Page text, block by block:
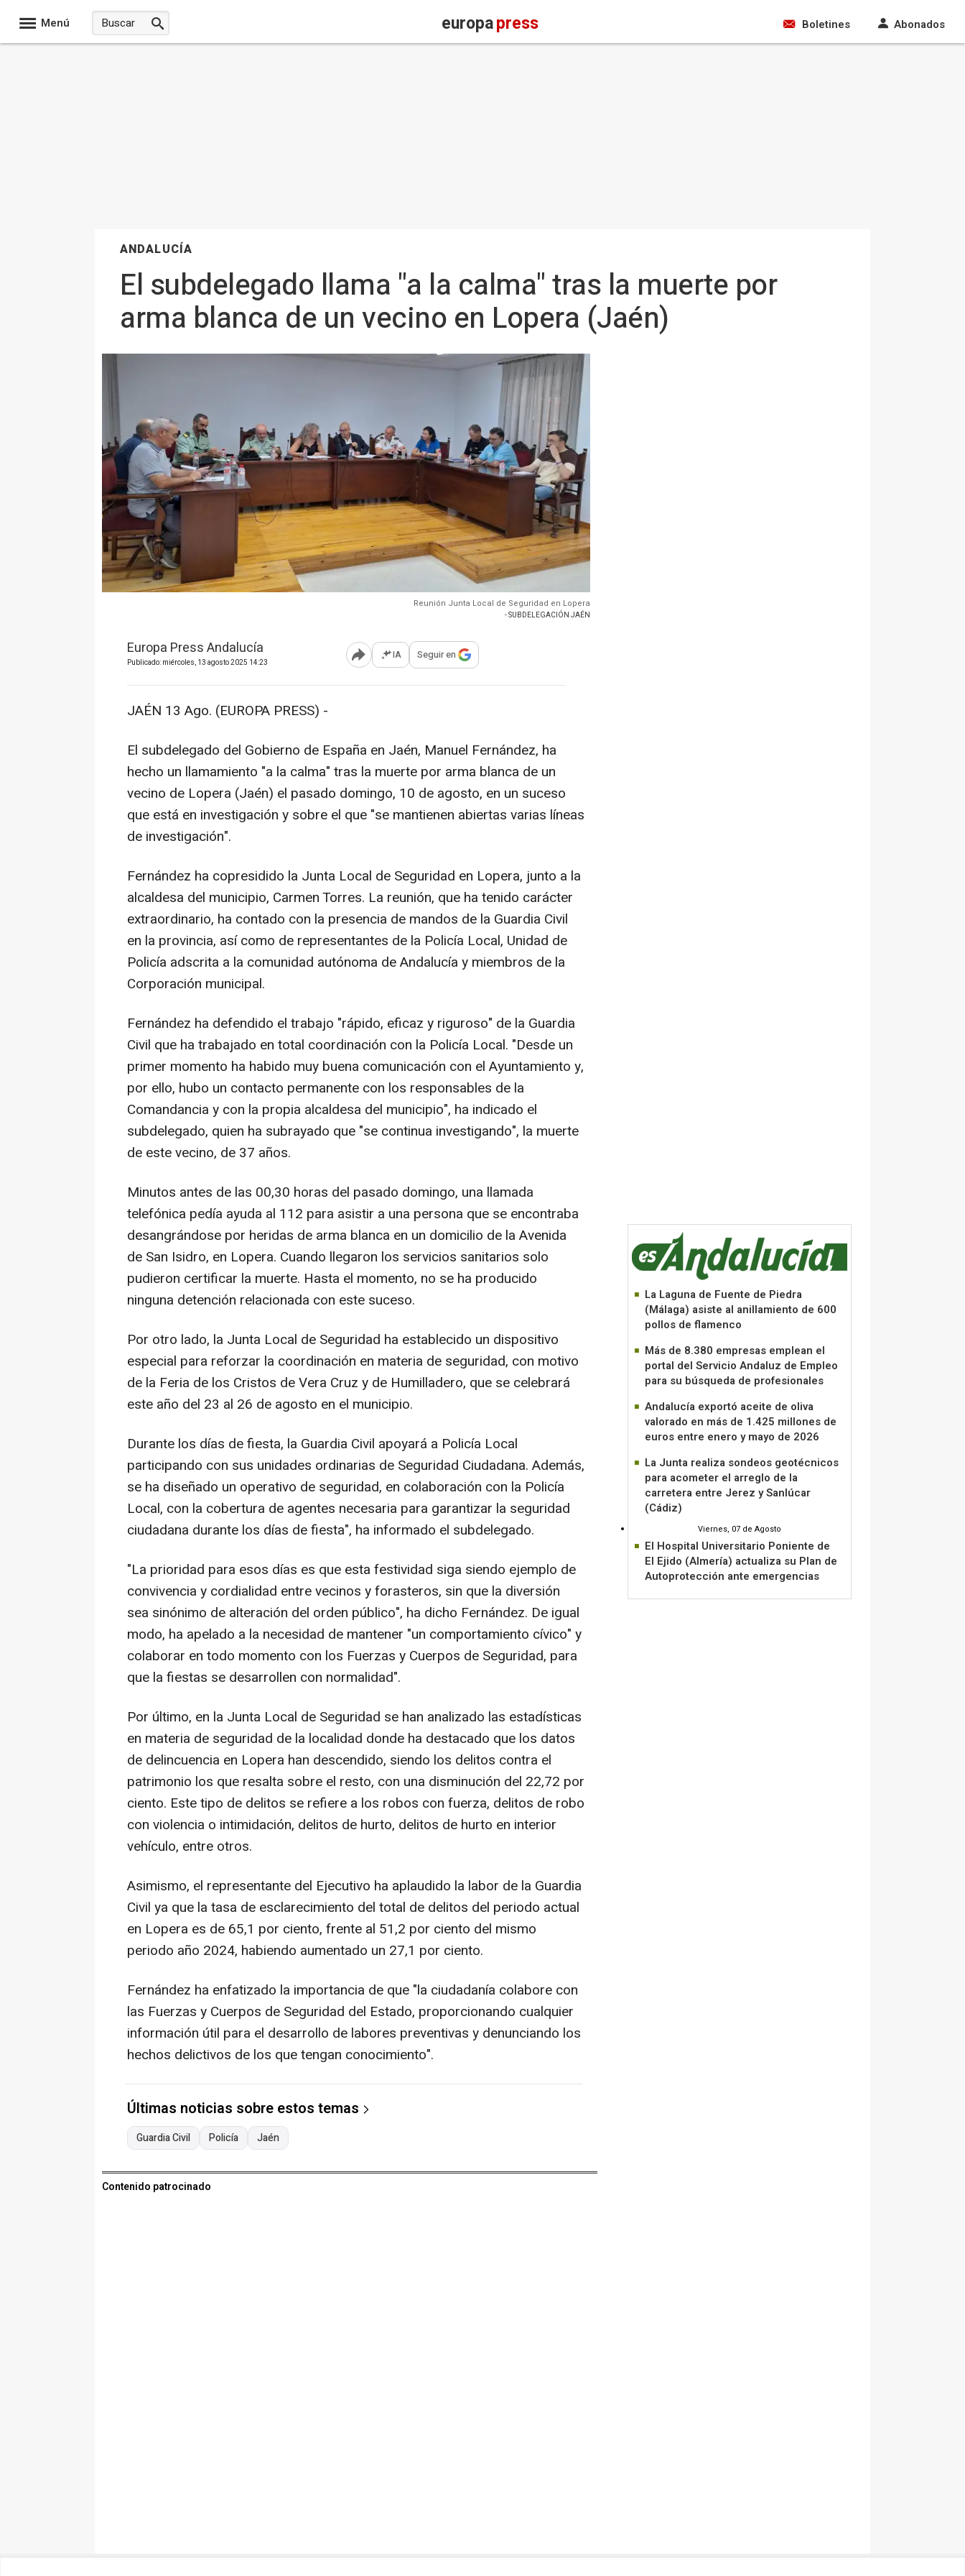
Menú europapress Boletines Abonados
ANDALUCÍA
El subdelegado llama "a la calma" tras la muerte por
arma blanca de un vecino en Lopera (Jaén)
Reunión Junta Local de Seguridad en Lopera
- SUBDELEGACIÓN JAÉN
Europa Press Andalucía
Publicado: miércoles, 13 agosto 2025 14:23 Abrir opciones para compartir
IA Seguir en
JAÉN 13 Ago. (EUROPA PRESS) -
El subdelegado del Gobierno de España en Jaén, Manuel Fernández, ha
hecho un llamamiento "a la calma" tras la muerte por arma blanca de un
vecino de Lopera (Jaén) el pasado domingo, 10 de agosto, en un suceso
que está en investigación y sobre el que "se mantienen abiertas varias líneas
de investigación".
Fernández ha copresidido la Junta Local de Seguridad en Lopera, junto a la
alcaldesa del municipio, Carmen Torres. La reunión, que ha tenido carácter
extraordinario, ha contado con la presencia de mandos de la Guardia Civil
en la provincia, así como de representantes de la Policía Local, Unidad de
Policía adscrita a la comunidad autónoma de Andalucía y miembros de la
Corporación municipal.
Fernández ha defendido el trabajo "rápido, eficaz y riguroso" de la Guardia
Civil que ha trabajado en total coordinación con la Policía Local. "Desde un
primer momento ha habido muy buena comunicación con el Ayuntamiento y,
por ello, hubo un contacto permanente con los responsables de la
Comandancia y con la propia alcaldesa del municipio", ha indicado el
subdelegado, quien ha subrayado que "se continua investigando", la muerte
de este vecino, de 37 años.
Minutos antes de las 00,30 horas del pasado domingo, una llamada
telefónica pedía ayuda al 112 para asistir a una persona que se encontraba
desangrándose por heridas de arma blanca en un domicilio de la Avenida
de San Isidro, en Lopera. Cuando llegaron los servicios sanitarios solo
pudieron certificar la muerte. Hasta el momento, no se ha producido
ninguna detención relacionada con este suceso.
Por otro lado, la Junta Local de Seguridad ha establecido un dispositivo
especial para reforzar la coordinación en materia de seguridad, con motivo
de la Feria de los Cristos de Vera Cruz y de Humilladero, que se celebrará
este año del 23 al 26 de agosto en el municipio.
Durante los días de fiesta, la Guardia Civil apoyará a Policía Local
participando con sus unidades ordinarias de Seguridad Ciudadana. Además,
se ha diseñado un operativo de seguridad, en colaboración con la Policía
Local, con la cobertura de agentes necesaria para garantizar la seguridad
ciudadana durante los días de fiesta", ha informado el subdelegado.
"La prioridad para esos días es que esta festividad siga siendo ejemplo de
convivencia y cordialidad entre vecinos y forasteros, sin que la diversión
sea sinónimo de alteración del orden público", ha dicho Fernández. De igual
modo, ha apelado a la necesidad de mantener "un comportamiento cívico" y
colaborar en todo momento con los Fuerzas y Cuerpos de Seguridad, para
que la fiestas se desarrollen con normalidad".
Por último, en la Junta Local de Seguridad se han analizado las estadísticas
en materia de seguridad de la localidad donde ha destacado que los datos
de delincuencia en Lopera han descendido, siendo los delitos contra el
patrimonio los que resalta sobre el resto, con una disminución del 22,72 por
ciento. Este tipo de delitos se refiere a los robos con fuerza, delitos de robo
con violencia o intimidación, delitos de hurto, delitos de hurto en interior
vehículo, entre otros.
Asimismo, el representante del Ejecutivo ha aplaudido la labor de la Guardia
Civil ya que la tasa de esclarecimiento del total de delitos del periodo actual
en Lopera es de 65,1 por ciento, frente al 51,2 por ciento del mismo
periodo año 2024, habiendo aumentado un 27,1 por ciento.
Fernández ha enfatizado la importancia de que "la ciudadanía colabore con
las Fuerzas y Cuerpos de Seguridad del Estado, proporcionando cualquier
información útil para el desarrollo de labores preventivas y denunciando los
hechos delictivos de los que tengan conocimiento".
Últimas noticias sobre estos temas
Guardia Civil Policía Jaén
Contenido patrocinado
La Laguna de Fuente de Piedra
(Málaga) asiste al anillamiento de 600
pollos de flamenco
Más de 8.380 empresas emplean el
portal del Servicio Andaluz de Empleo
para su búsqueda de profesionales
Andalucía exportó aceite de oliva
valorado en más de 1.425 millones de
euros entre enero y mayo de 2026
La Junta realiza sondeos geotécnicos
para acometer el arreglo de la
carretera entre Jerez y Sanlúcar
(Cádiz)
Viernes, 07 de Agosto
El Hospital Universitario Poniente de
El Ejido (Almería) actualiza su Plan de
Autoprotección ante emergencias